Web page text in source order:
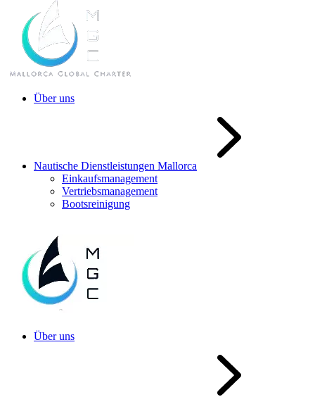
Über uns
Nautische Dienstleistungen Mallorca
Einkaufsmanagement
Vertriebsmanagement
Bootsreinigung
Über uns